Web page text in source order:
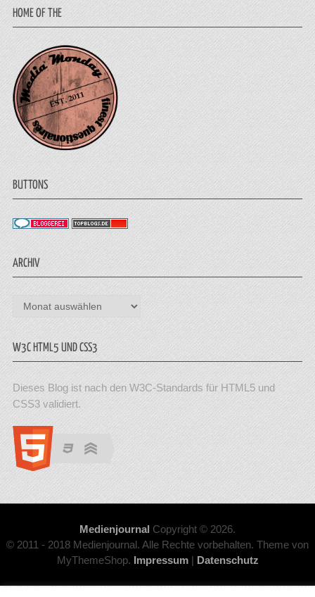
HOME OF THE
BUTTONS
ARCHIV
Archiv
W3C HTML5 UND CSS3
Dieses Blog ist nach den W3C-Standards für HTML5 und
CSS3 validiert.
Medienjournal Copyright © 2026.
© 2011 - 2018 Medienjournal. Alle Rechte vorbehalten. Theme von
MyThemeShop. Impressum| Datenschutz